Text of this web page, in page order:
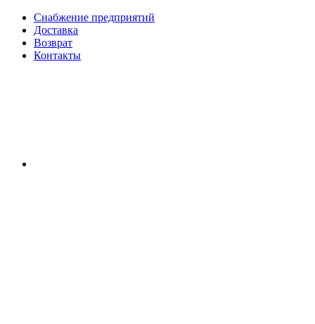
Снабжение предприятий
Доставка
Возврат
Контакты